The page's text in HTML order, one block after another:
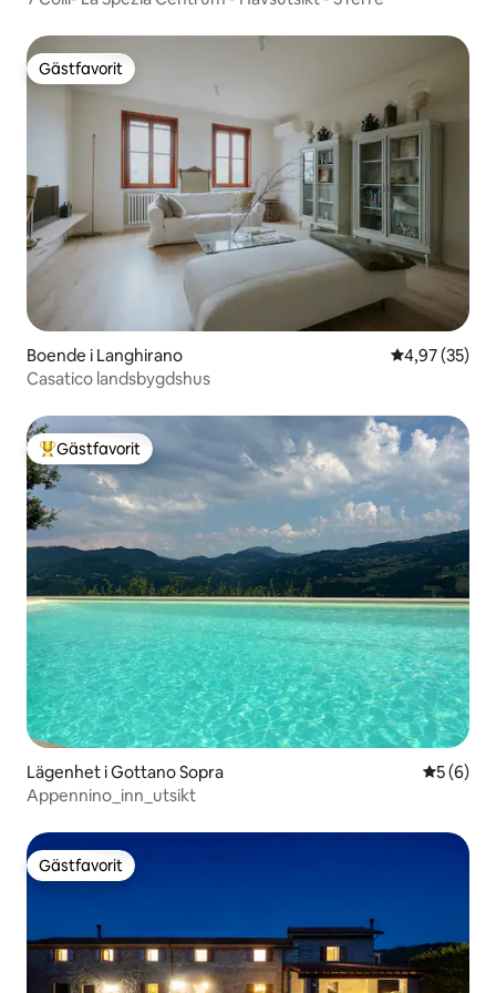
Gästfavorit
Gästfavorit
Boende i Langhirano 4,97 av 5 i
4,97 (35)
Casatico landsbygdshus
Populär gästfavorit
Gästfavorit
Lägenhet i Gottano Sopra 5 av 5 i
5 (6)
Appennino_inn_utsikt
Gästfavorit
Gästfavorit